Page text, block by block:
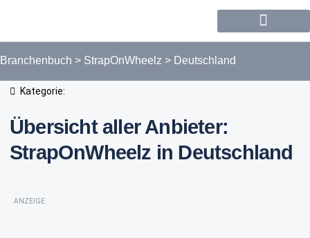
Branchenbuch > StrapOnWheelz > Deutschland
Kategorie:
Übersicht aller Anbieter:
StrapOnWheelz in Deutschland
ANZEIGE